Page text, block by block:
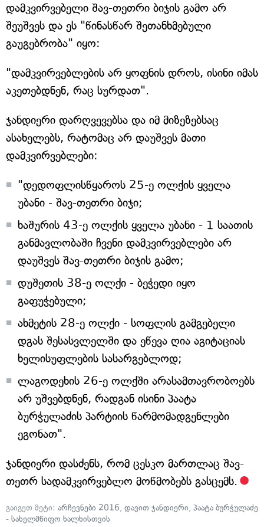
დამკვირვებელი შავ-თეთრი ბიჯის გამო არ
შეუშვეს და ეს "წინასწარ შეთანხმებული
გაუგებრობა" იყო:
"დამკვირვებლების არ ყოფნის დროს, ისინი იმას
აკეთებდნენ, რაც სურდათ".
ჯანდიერი დარღვევებსა და იმ მიზეზებსაც
ასახელებს, რატომაც არ დაუშვეს მათი
დამკვირვებლები:
"დედოფლისწყაროს 25-ე ოლქის ყველა
უბანი - შავ-თეთრი ბიჯი;
ხაშურის 43-ე ოლქის ყველა უბანი - 1 საათის
განმავლობაში ჩვენი დამკვირვებლები არ
დაუშვეს შავ-თეთრი ბიჯის გამო;
დუშეთის 38-ე ოლქი - ბეჭედი იყო
გაფუჭებული;
ახმეტის 28-ე ოლქი - სოფლის გამგებელი
დგას შესასვლელში და ეწევა ღია აგიტაციას
ხელისუფლების სასარგებლოდ;
ლაგოდეხის 26-ე ოლქში არასამთავრობოებს
არ უშვებდნენ, რადგან ისინი პაატა
ბურჭულაძის პარტიის წარმომადგენლები
ეგონათ".
ჯანდიერი დასძენს, რომ ცესკო მართლაც შავ-
თეთრ სადამკვირვებლო მოწმობებს გასცემს.
გაიგეთ მეტი: არჩევნები 2016, დავით ჯანდიერი, პაატა ბურჭულაძე
- სახელმწიფო ხალხისთვის